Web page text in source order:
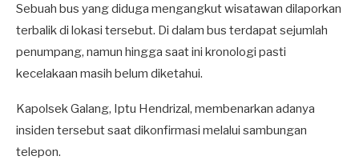
Sebuah bus yang diduga mengangkut wisatawan dilaporkan
terbalik di lokasi tersebut. Di dalam bus terdapat sejumlah
penumpang, namun hingga saat ini kronologi pasti
kecelakaan masih belum diketahui.
Kapolsek Galang, Iptu Hendrizal, membenarkan adanya
insiden tersebut saat dikonfirmasi melalui sambungan
telepon.